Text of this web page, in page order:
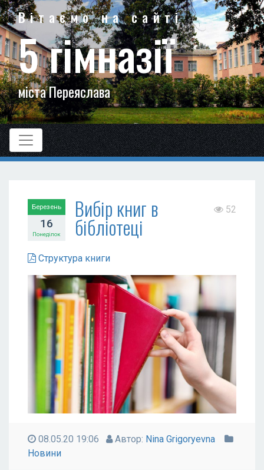
Вітаємо на сайті
5 гімназії
міста Переяслава
Березень
16
Понеділок
Вибір книг в
бібліотеці
52
Структура книги
08.05.20 19:06 Автор: Nina Grigoryevna
Новини